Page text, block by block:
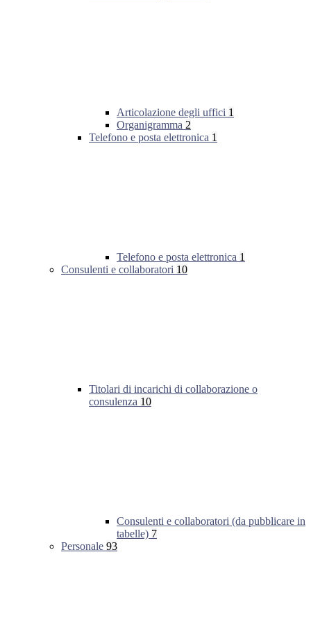
Articolazione degli uffici 1
Organigramma 2
Telefono e posta elettronica 1
Telefono e posta elettronica 1
Consulenti e collaboratori 10
Titolari di incarichi di collaborazione o
consulenza 10
Consulenti e collaboratori (da pubblicare in
tabelle) 7
Personale 93